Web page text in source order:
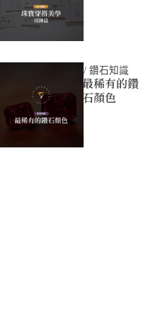
/ 鑽石知識
最稀有的鑽
石顏色